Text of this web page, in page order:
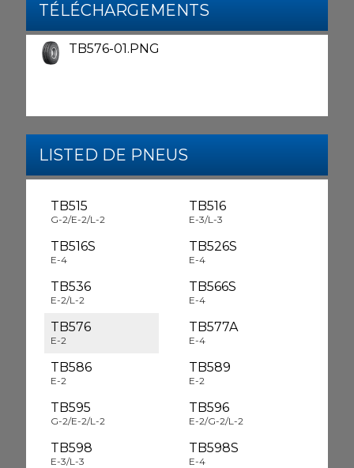
TÉLÉCHARGEMENTS
TB576-01.PNG
LISTED DE PNEUS
TB515
G-2/E-2/L-2
TB516
E-3/L-3
TB516S
E-4
TB526S
E-4
TB536
E-2/L-2
TB566S
E-4
TB576
E-2
TB577A
E-4
TB586
E-2
TB589
E-2
TB595
G-2/E-2/L-2
TB596
E-2/G-2/L-2
TB598
E-3/L-3
TB598S
E-4